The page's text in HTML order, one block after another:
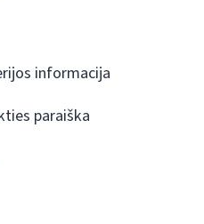
informacija
paraiška